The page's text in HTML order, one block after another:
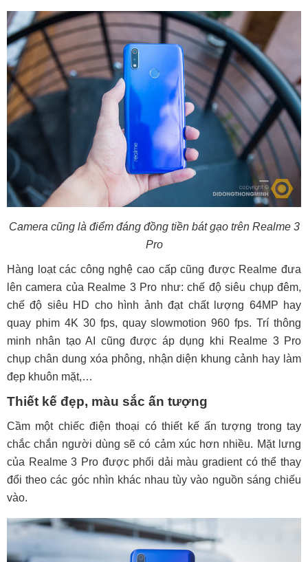
Camera cũng là điểm đáng đồng tiền bát gạo trên Realme 3
Pro
Hàng loạt các công nghệ cao cấp cũng được Realme đưa
lên camera của Realme 3 Pro như: chế độ siêu chụp đêm,
chế độ siêu HD cho hình ảnh đạt chất lượng 64MP hay
quay phim 4K 30 fps, quay slowmotion 960 fps. Trí thông
minh nhân tạo AI cũng được áp dụng khi Realme 3 Pro
chụp chân dung xóa phông, nhận diện khung cảnh hay làm
đẹp khuôn mặt,…
Thiết kế đẹp, màu sắc ấn tượng
Cầm một chiếc điện thoại có thiết kế ấn tượng trong tay
chắc chắn người dùng sẽ có cảm xúc hơn nhiều. Mặt lưng
của Realme 3 Pro được phối dải màu gradient có thể thay
đổi theo các góc nhìn khác nhau tùy vào nguồn sáng chiếu
vào.